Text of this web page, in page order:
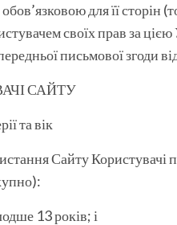
для її сторін
своїх прав за
письмової згоди
САЙТУ
та вік
Сайту Користувачі
13 років; і